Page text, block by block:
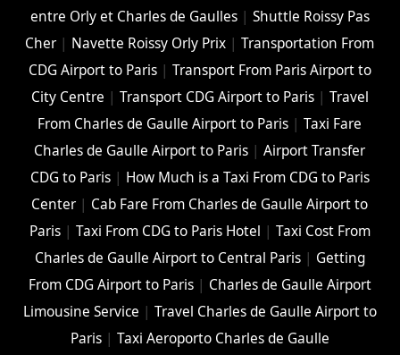
entre Orly et Charles de Gaulles| Shuttle Roissy Pas
Cher | Navette Roissy Orly Prix |Transportation From
CDG Airport to Paris| Transport From Paris Airport to
City Centre | Transport CDG Airport to Paris| Travel
From Charles de Gaulle Airport to Paris |Taxi Fare
Charles de Gaulle Airport to Paris |Airport Transfer
CDG to Paris| How Much is a Taxi From CDG to Paris
Center | Cab Fare From Charles de Gaulle Airport to
Paris| Taxi From CDG to Paris Hotel | Taxi Cost From
Charles de Gaulle Airport to Central Paris| Getting
From CDG Airport to Paris| Charles de Gaulle Airport
Limousine Service | Travel Charles de Gaulle Airport to
Paris| Taxi Aeroporto Charles de Gaulle